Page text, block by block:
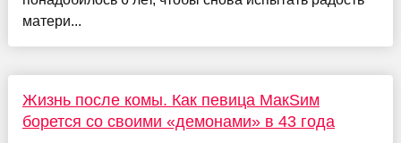
матери...
Жизнь после комы. Как певица МакSим
борется со своими «демонами» в 43 года